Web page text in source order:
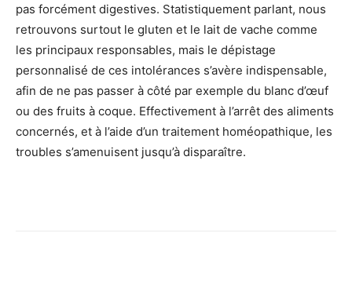
pas forcément digestives. Statistiquement parlant, nous
retrouvons surtout le gluten et le lait de vache comme
les principaux responsables, mais le dépistage
personnalisé de ces intolérances s’avère indispensable,
afin de ne pas passer à côté par exemple du blanc d’œuf
ou des fruits à coque. Effectivement à l’arrêt des aliments
concernés, et à l’aide d’un traitement homéopathique, les
troubles s’amenuisent jusqu’à disparaître.